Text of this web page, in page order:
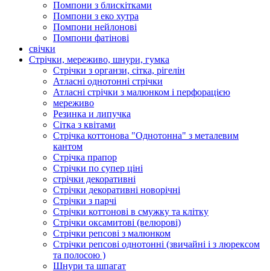
Помпони з блискітками
Помпони з еко хутра
Помпони нейлонові
Помпони фатінові
свічки
Стрічки, мереживо, шнури, гумка
Стрічки з органзи, сітка, рігелін
Атласні однотонні стрічки
Атласні стрічки з малюнком і перфорацією
мереживо
Резинка и липучка
Сітка з квітами
Стрічка коттонова "Однотонна" з металевим
кантом
Стрічка прапор
Стрічки по супер ціні
стрічки декоративні
Стрічки декоративні новорічні
Стрічки з парчі
Стрічки коттонові в смужку та клітку
Стрічки оксамитові (велюрові)
Стрічки репсові з малюнком
Стрічки репсові однотонні (звичайні і з люрексом
та полосою )
Шнури та шпагат